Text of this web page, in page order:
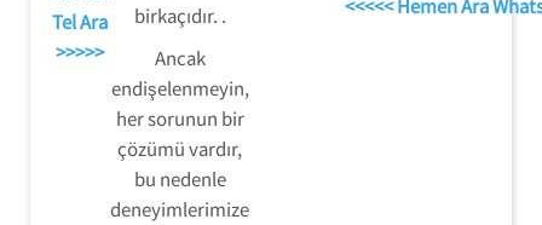
Tel Ara
>>>>>
birkaçıdır. .
Ancak
endişelenmeyin,
her sorunun bir
çözümü vardır,
bu nedenle
deneyimlerimize
<<<<< Hemen Ara